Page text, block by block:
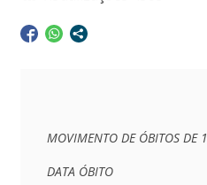
MOVIMENTO DE ÓBITOS
DATA ÓBITO